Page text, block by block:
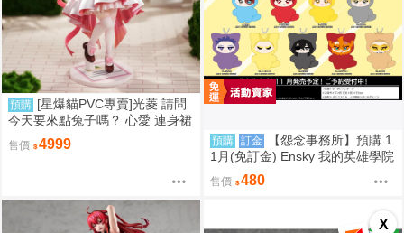
X
預購 [星爆貓PVC專賣]光菱 請問
今天要來點兔子嗎？ 心愛 連身裙
Ver. 預計2027/08到貨
售價 4999 預購 訂金
【怨念事務所】預購 1
1月(免訂金) Ensky 我的英雄學院
Q版動物裝珠鍊布偶吊飾 娃娃 第
2彈 9款分售 0816
售價 480